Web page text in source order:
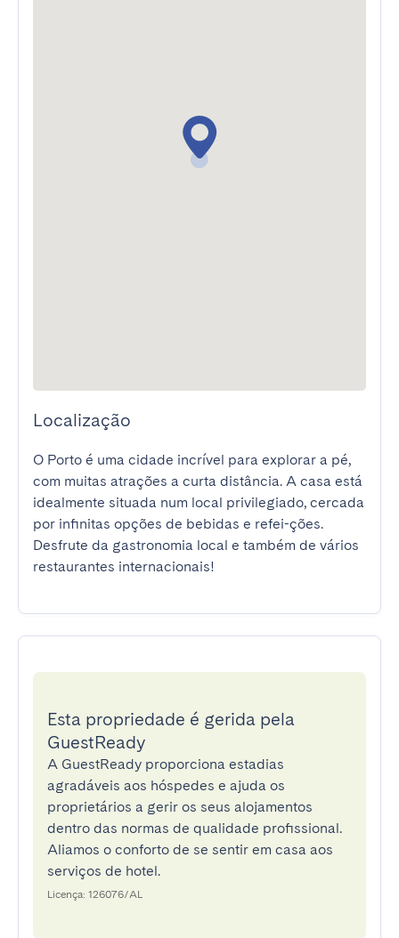
Localização
O Porto é uma cidade incrível para explorar a pé,
com muitas atrações a curta distância. A casa está
idealmente situada num local privilegiado, cercada
por infinitas opções de bebidas e refei-ções.
Desfrute da gastronomia local e também de vários
restaurantes internacionais!
Esta propriedade é gerida pela
GuestReady
A GuestReady proporciona estadias
agradáveis aos hóspedes e ajuda os
proprietários a gerir os seus alojamentos
dentro das normas de qualidade profissional.
Aliamos o conforto de se sentir em casa aos
serviços de hotel.
Licença: 126076/AL